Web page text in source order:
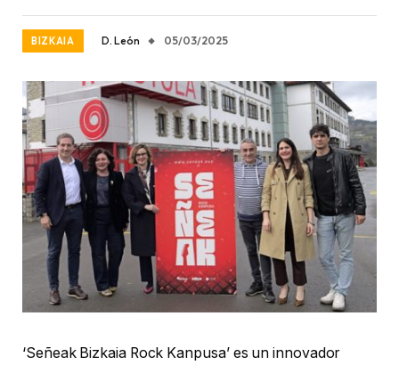
BIZKAIA D. León 05/03/2025
‘Señeak Bizkaia Rock Kanpusa’ es un innovador